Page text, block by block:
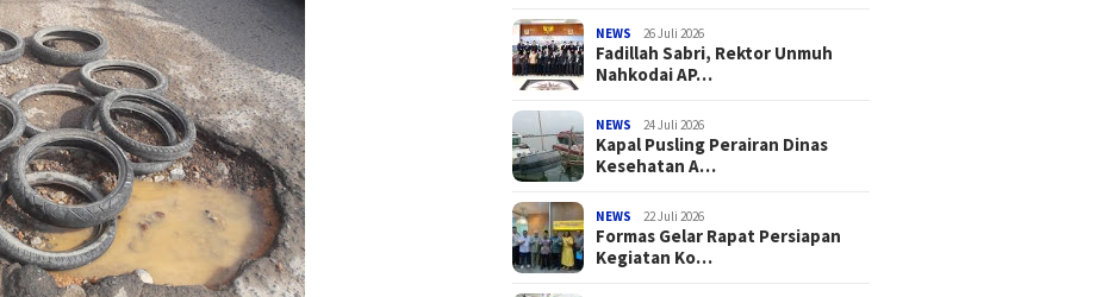
NEWS 26 Juli 2026
Fadillah Sabri, Rektor Unmuh
Nahkodai AP…
NEWS 24 Juli 2026
Kapal Pusling Perairan Dinas
Kesehatan A…
NEWS 22 Juli 2026
Formas Gelar Rapat Persiapan
Kegiatan Ko…